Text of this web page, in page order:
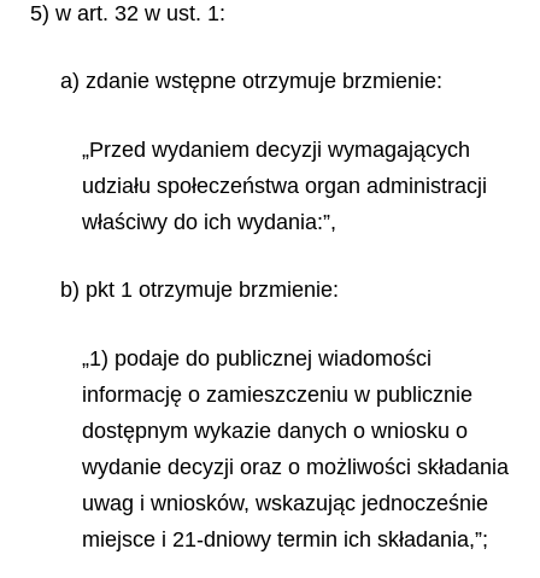
5) w art. 32 w ust. 1:
a) zdanie wstępne otrzymuje brzmienie:
„Przed wydaniem decyzji wymagających
udziału społeczeństwa organ administracji
właściwy do ich wydania:”,
b) pkt 1 otrzymuje brzmienie:
„1) podaje do publicznej wiadomości
informację o zamieszczeniu w publicznie
dostępnym wykazie danych o wniosku o
wydanie decyzji oraz o możliwości składania
uwag i wniosków, wskazując jednocześnie
miejsce i 21-dniowy termin ich składania,”;